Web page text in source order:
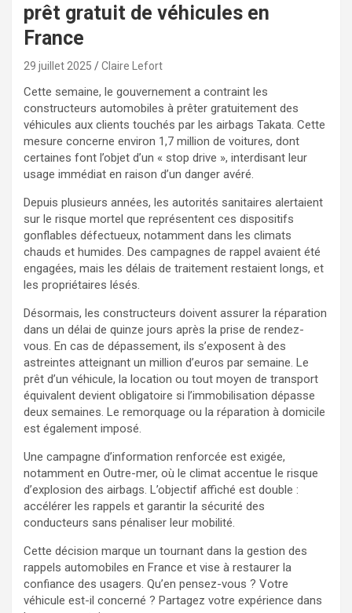
prêt gratuit de véhicules en
France
29 juillet 2025 Claire Lefort
Cette semaine, le gouvernement a contraint les
constructeurs automobiles à prêter gratuitement des
véhicules aux clients touchés par les airbags Takata. Cette
mesure concerne environ 1,7 million de voitures, dont
certaines font l’objet d’un « stop drive », interdisant leur
usage immédiat en raison d’un danger avéré.
Depuis plusieurs années, les autorités sanitaires alertaient
sur le risque mortel que représentent ces dispositifs
gonflables défectueux, notamment dans les climats
chauds et humides. Des campagnes de rappel avaient été
engagées, mais les délais de traitement restaient longs, et
les propriétaires lésés.
Désormais, les constructeurs doivent assurer la réparation
dans un délai de quinze jours après la prise de rendez-
vous. En cas de dépassement, ils s’exposent à des
astreintes atteignant un million d’euros par semaine. Le
prêt d’un véhicule, la location ou tout moyen de transport
équivalent devient obligatoire si l’immobilisation dépasse
deux semaines. Le remorquage ou la réparation à domicile
est également imposé.
Une campagne d’information renforcée est exigée,
notamment en Outre-mer, où le climat accentue le risque
d’explosion des airbags. L’objectif affiché est double :
accélérer les rappels et garantir la sécurité des
conducteurs sans pénaliser leur mobilité.
Cette décision marque un tournant dans la gestion des
rappels automobiles en France et vise à restaurer la
confiance des usagers. Qu’en pensez-vous ? Votre
véhicule est-il concerné ? Partagez votre expérience dans